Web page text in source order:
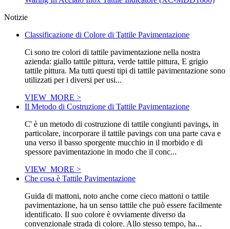
Notizie
Classificazione di Colore di Tattile Pavimentazione
Ci sono tre colori di tattile pavimentazione nella nostra
azienda: giallo tattile pittura, verde tattile pittura, E grigio
tattile pittura. Ma tutti questi tipi di tattile pavimentazione sono
utilizzati per i diversi per usi...
VIEW_MORE >
Il Metodo di Costruzione di Tattile Pavimentazione
C' è un metodo di costruzione di tattile congiunti pavings, in
particolare, incorporare il tattile pavings con una parte cava e
una verso il basso sporgente mucchio in il morbido e di
spessore pavimentazione in modo che il conc...
VIEW_MORE >
Che cosa è Tattile Pavimentazione
Guida di mattoni, noto anche come cieco mattoni o tattile
pavimentazione, ha un senso tattile che può essere facilmente
identificato. Il suo colore è ovviamente diverso da
convenzionale strada di colore. Allo stesso tempo, ha...